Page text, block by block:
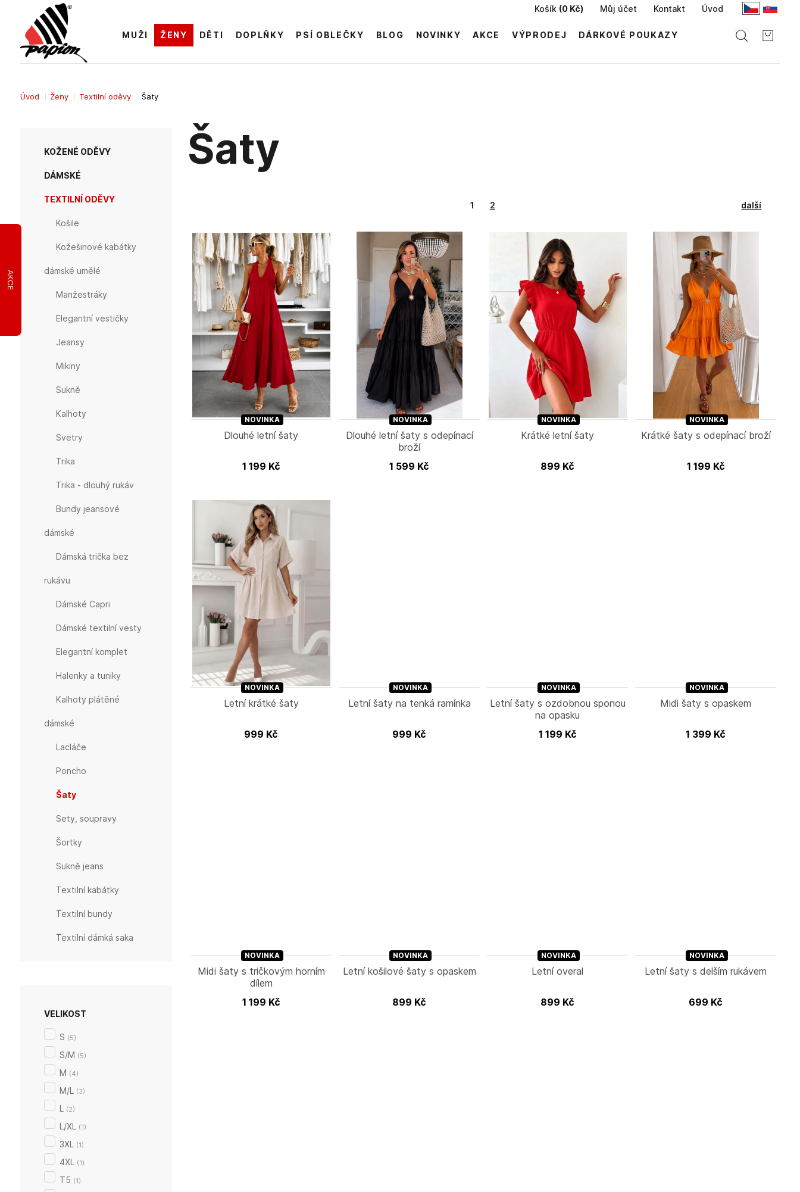
KOŽENÉ ODĚVY
DÁMSKÉ
TEXTILNÍ ODĚVY
Košile
Kožešinové kabátky
dámské umělé
Manžestráky
Elegantní vestičky
Jeansy
Mikiny
Sukně
kalhoty
Svetry
Trika
Trika - dlouhý rukáv
Bundy jeansové
dámské
Dámská trička bez
rukávu
Dámské Capri
Dámské textilní vesty
Elegantní komplet
Halenky a tuniky
Kalhoty plátěné
dámské
lacláče
Poncho
Šaty
Sety, soupravy
Šortky
Sukně jeans
Textilní kabátky
Textilní bundy
Textilní dámká saka
Šaty
1 2 další
NOVINKA
Dlouhé letní šaty
1 199 Kč
NOVINKA
Dlouhé letní šaty s odepínací
broží
1 599 Kč
NOVINKA
Krátké letní šaty
899 Kč
NOVINKA
Krátké šaty s odepínací broží
1 199 Kč
NOVINKA
Letní krátké šaty
999 Kč
NOVINKA
Letní šaty na tenká ramínka
999 Kč
NOVINKA
Letní šaty s ozdobnou sponou
na opasku
1 199 Kč
NOVINKA
Midi šaty s opaskem
1 399 Kč
NOVINKA
Midi šaty s tričkovým horním
dílem
1 199 Kč
NOVINKA
Letní košilové šaty s opaskem
899 Kč
NOVINKA
Letní overal
899 Kč
NOVINKA
Letní šaty s delším rukávem
699 Kč
VELIKOST
S (5)
S/M (5)
M (4)
M/L (3)
L (2)
L/XL (1)
3XL (1)
4XL (1)
T5 (1)
Úvod
Kontakt
Můj účet
Košík (0 Kč)
Úvod Ženy Textilní oděvy Šaty
MUŽI ŽENY DĚTI DOPLŇKY PSÍ OBLEČKY BLOG NOVINKY AKCE VÝPRODEJ DÁRKOVÉ POUKAZY
AKCE